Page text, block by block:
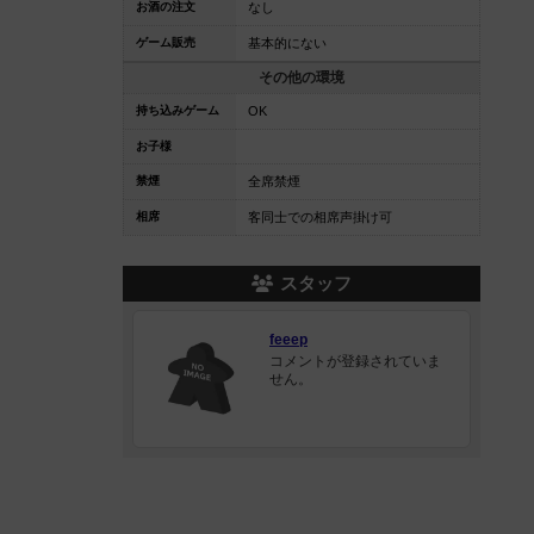
お酒の注文 なし
ゲーム販売 基本的にない
その他の環境
持ち込みゲーム OK
お子様
禁煙 全席禁煙
相席 客同士での相席声掛け可
スタッフ
feeep
コメントが登録されていま
せん。